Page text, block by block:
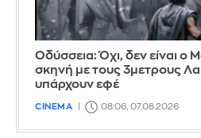
Οδύσσεια: Όχι, δεν είναι ο
σκηνή με τους 3μετρους
υπάρχουν εφέ
CINEMA 08:06, 07.08.2026